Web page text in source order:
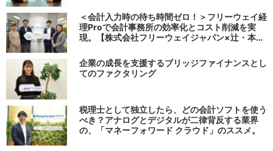
＜会計入力時の待ち時間ゼロ！＞フリーウェイ経
理Proで会計事務所の効率化とコスト削減を実
現。【株式会社フリーウェイジャパン×辻・本郷
企業の成長を支援するブリッジファイナンスとし
てのファクタリング
税理士として独立したら、どの会計ソフトを使う
べき？アナログとデジタルが二律背反する業界
の、「マネーフォワード クラウド」のススメ。